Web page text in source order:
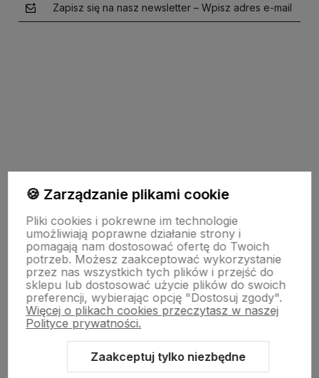
Zapisz się na nasz newsletter – Wpisz adres e-mail
Moje konto
Informacje
O nas
🍪 Zarządzanie plikami cookie
Pliki cookies i pokrewne im technologie
umożliwiają poprawne działanie strony i
pomagają nam dostosować ofertę do Twoich
potrzeb. Możesz zaakceptować wykorzystanie
przez nas wszystkich tych plików i przejść do
sklepu lub dostosować użycie plików do swoich
preferencji, wybierając opcję "Dostosuj zgody".
Więcej o plikach cookies przeczytasz w naszej
Polityce prywatności.
Zaakceptuj tylko niezbędne